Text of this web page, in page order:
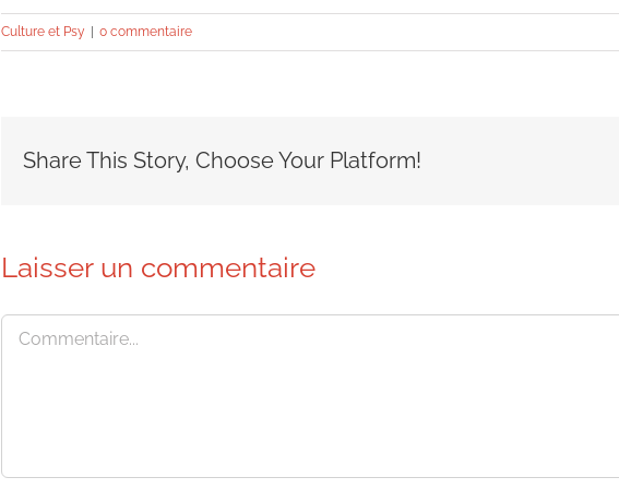
Culture et Psy | 0 commentaire
Share This Story, Choose Your Platform!
Laisser un commentaire